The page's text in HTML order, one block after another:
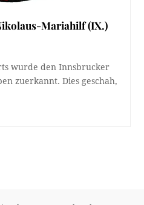
Mariahilf (IX.)
wurde den Innsbrucker
zuerkannt. Dies geschah,